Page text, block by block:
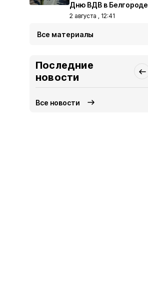
Дню ВДВ в Белгороде
2 августа , 12:41
Все материалы
Последние
новости
Все новости